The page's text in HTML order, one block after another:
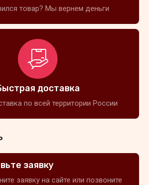
товар? Мы вернем деньги
доставка
по всей территории России
заявку
заявку на сайте или позвоните